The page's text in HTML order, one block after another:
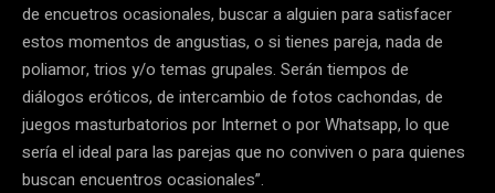
de encuetros ocasionales, buscar a alguien para satisfacer
estos momentos de angustias, o si tienes pareja, nada de
poliamor, trios y/o temas grupales. Serán tiempos de
diálogos eróticos, de intercambio de fotos cachondas, de
juegos masturbatorios por Internet o por Whatsapp, lo que
sería el ideal para las parejas que no conviven o para quienes
buscan encuentros ocasionales”.